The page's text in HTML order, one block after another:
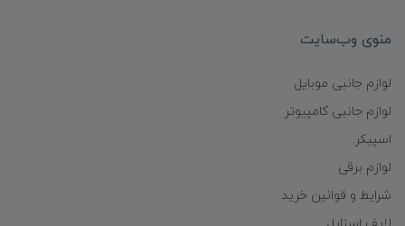
منوی وب‌سایت
لوازم جانبی موبایل
لوازم جانبی کامپیوتر
اسپیکر
لوازم برقی
شرایط و قوانین خرید